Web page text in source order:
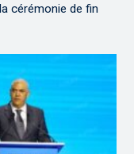
cérémonie de fin